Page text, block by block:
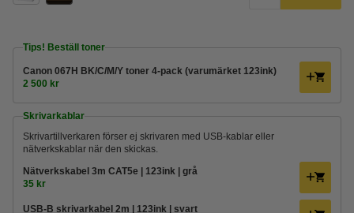
Tips! Beställ toner
Canon 067H BK/C/M/Y toner 4-pack (varumärket 123ink)
2 500 kr
Skrivarkablar
Skrivartillverkaren förser ej skrivaren med USB-kablar eller
nätverkskablar när den skickas.
Nätverkskabel 3m CAT5e | 123ink | grå
35 kr
USB-B skrivarkabel 2m | 123ink | svart